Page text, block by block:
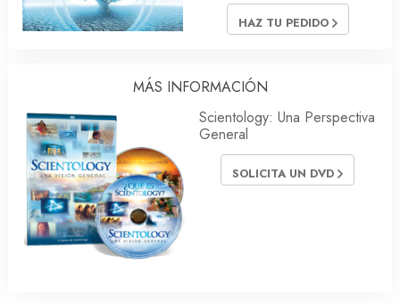
HAZ TU PEDIDO
MÁS INFORMACIÓN
Scientology: Una Perspectiva
General
SOLICITA UN DVD